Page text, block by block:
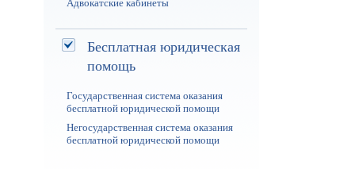
Адвокатские кабинеты
Бесплатная юридическая
помощь
Государственная система оказания
бесплатной юридической помощи
Негосударственная система оказания
бесплатной юридической помощи